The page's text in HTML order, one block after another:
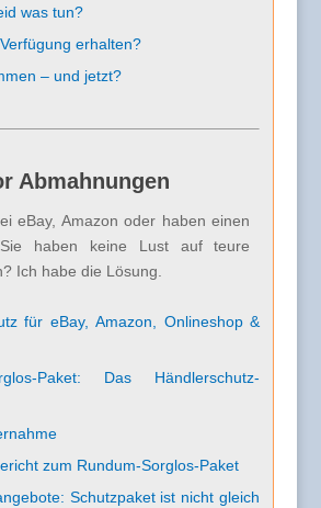
was tun?
erhalten?
– und jetzt?
Abmahnungen
eBay, Amazon oder haben einen
Sie haben keine Lust auf teure
Ich habe die Lösung.
für eBay, Amazon, Onlineshop &
Paket: Das Händlerschutz-
zum Rundum-Sorglos-Paket
Schutzpaket ist nicht gleich